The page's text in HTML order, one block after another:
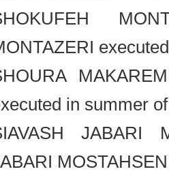
SHOKUFEH
MONTAZERI
SHOURA
executed in summer
SIAVASH
JABARI